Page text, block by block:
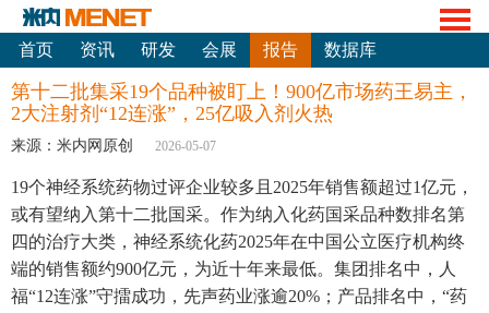
首页 资讯 研发 会展 报告 数据库
第十二批集采19个品种被盯上！900亿市场药王易主，
2大注射剂“12连涨”，25亿吸入剂火热
来源：米内网原创 2026-05-07
19个神经系统药物过评企业较多且2025年销售额超过1亿元，
或有望纳入第十二批国采。作为纳入化药国采品种数排名第
四的治疗大类，神经系统化药2025年在中国公立医疗机构终
端的销售额约900亿元，为近十年来最低。集团排名中，人
福“12连涨”守擂成功，先声药业涨逾20%；产品排名中，“药